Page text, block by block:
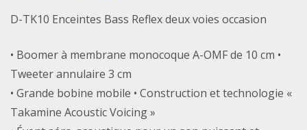
était :
3
est :
1
D-TK10 Enceintes Bass Reflex deux voies occasion
• Boomer à membrane monocoque A-OMF de 10 cm •
Tweeter annulaire 3 cm
• Grande bobine mobile • Construction et technologie «
Takamine Acoustic Voicing »